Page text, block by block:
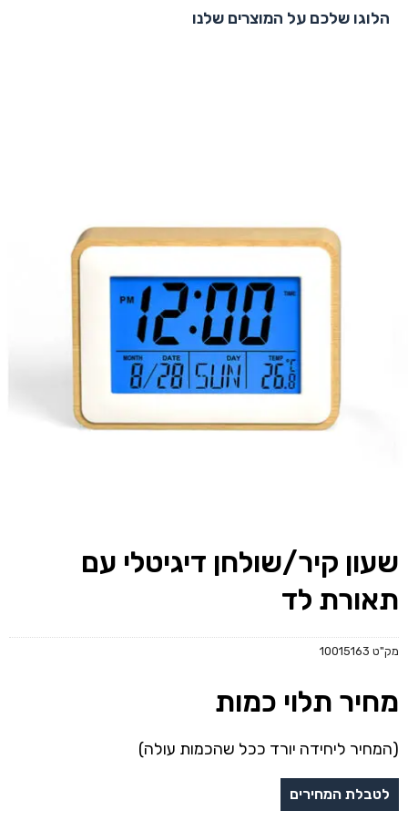
הלוגו שלכם על המוצרים שלנו
שעון קיר/שולחן דיגיטלי עם
תאורת לד
מק"ט 10015163
מחיר תלוי כמות
(המחיר ליחידה יורד ככל שהכמות עולה)